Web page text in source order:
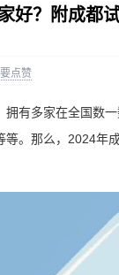
好？附成都
点赞
有多家在全国数
。那么，2024年